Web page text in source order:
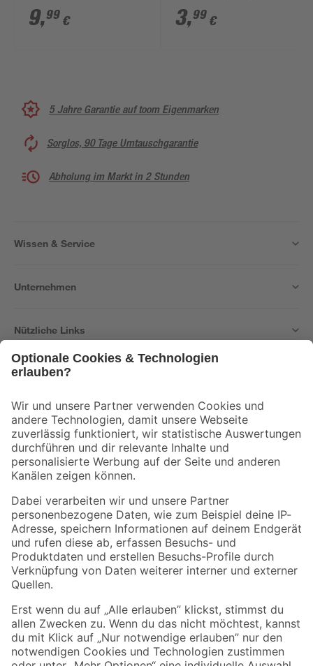
9,99 € 3,99 €
5 Jahre Garantie auf toom Eigenmarken
Sorglos, 90 Tage Umtauschgarantie
Abholung im Markt in 2 Stunden
Wissen & Service
Unternehmen
Nützliche Links
Der toom Newsletter: Keine Angebote und Aktionen mehr verpassen!
Zur Newsletter Anmeldung
Folge uns
Zahlungsarten Versandarten
Sicher einkaufen
Jetzt die toom-App herunterladen